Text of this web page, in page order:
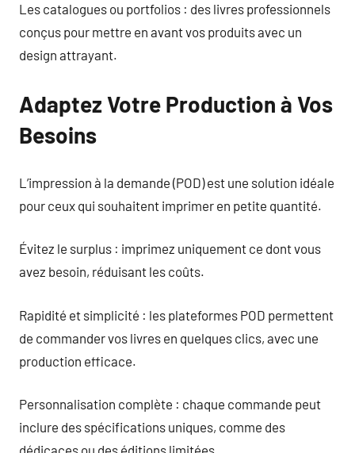
Les catalogues ou portfolios : des livres professionnels
conçus pour mettre en avant vos produits avec un
design attrayant.
Adaptez Votre Production à Vos
Besoins
L’impression à la demande (POD) est une solution idéale
pour ceux qui souhaitent imprimer en petite quantité.
Évitez le surplus : imprimez uniquement ce dont vous
avez besoin, réduisant les coûts.
Rapidité et simplicité : les plateformes POD permettent
de commander vos livres en quelques clics, avec une
production efficace.
Personnalisation complète : chaque commande peut
inclure des spécifications uniques, comme des
dédicaces ou des éditions limitées.